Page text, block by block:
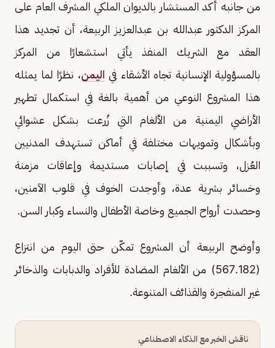
من جانبه أكد المستشار بالديوان الملكي المشرف العام على
المركز الدكتور عبدالله بن عبدالعزيز الربيعة، أن تجديد هذا
العقد مع الشريك المنفذ يأتي استشعارًا من المركز
بالمسؤولية الإنسانية تجاه الأشقاء في اليمن، نظرًا لما يمثله
هذا المشروع النوعي من أهمية بالغة في استكمال تطهير
الأراضي اليمنية من الألغام التي زُرعت بشكل عشوائي
وبأشكال وتمويهات مختلفة في أماكن تستهدف المدنيين
العُزل، وتسببت في إصابات مستديمة وإعاقات مزمنة
وخسائر بشرية عدة، وأوجدت الخوف في قلوب الآمنين،
وحصدت أرواح الجميع وخاصة الأطفال والنساء وكبار السن.
وأوضح الربيعة أن المشروع تمكّن حتى اليوم من انتزاع
(567.182) من الألغام المضادة للأفراد والدبابات والذخائر
غير المنفجرة والقذائف المتنوعة.
ناقش الخبر مع الذكاء الاصطناعي